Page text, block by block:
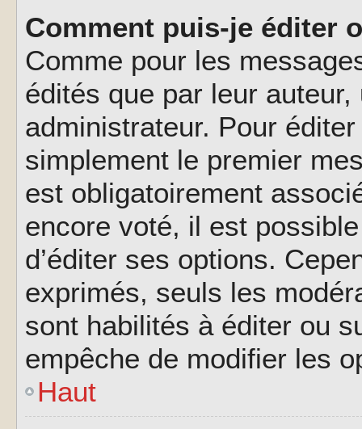
Comment puis-je éditer
Comme pour les
édités que par leur
administrateur. Pour
simplement le premier
est obligatoirement
encore voté, il est
d’éditer ses options.
exprimés, seuls les
sont habilités à éditer ou
empêche de modifier les
Haut